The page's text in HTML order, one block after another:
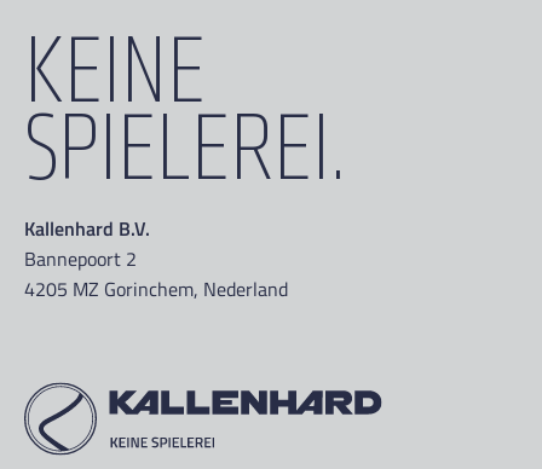
KEINE
SPIELEREI.
Kallenhard B.V.
Bannepoort 2
4205 MZ Gorinchem, Nederland